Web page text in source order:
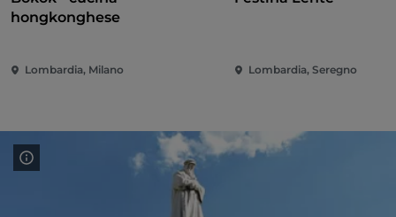
hongkonghese
Lombardia, Milano Lombardia, Seregno